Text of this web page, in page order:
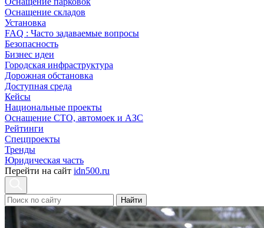
Оснащение складов
Установка
FAQ : Часто задаваемые вопросы
Безопасность
Бизнес идеи
Городская инфраструктура
Дорожная обстановка
Доступная среда
Кейсы
Национальные проекты
Оснащение СТО, автомоек и АЗС
Рейтинги
Спецпроекты
Тренды
Юридическая часть
Перейти на сайт idn500.ru
Найти